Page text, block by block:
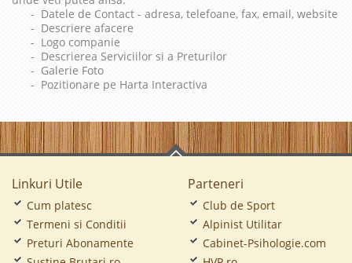
- Datele de Contact - adresa, telefoane, fax, email, website
- Descriere afacere
- Logo companie
- Descrierea Serviciilor si a Preturilor
- Galerie Foto
- Pozitionare pe Harta Interactiva
Linkuri Utile
Cum platesc
Termeni si Conditii
Preturi Abonamente
Parteneri
Club de Sport
Alpinist Utilitar
Cabinet-Psihologie.com